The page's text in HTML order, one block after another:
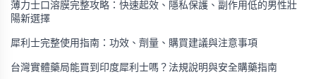
薄力士口溶膜完整攻略：快速起效、隱私保護、副作用低的男性壯
陽新選擇
犀利士完整使用指南：功效、劑量、購買建議與注意事項
台灣實體藥局能買到印度犀利士嗎？法規說明與安全購藥指南